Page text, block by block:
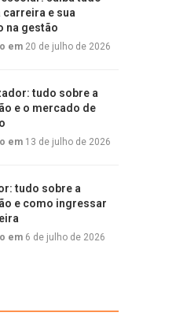
carreira e sua
na gestão
em 20 de julho de 2026
tudo sobre a
e o mercado de
em 13 de julho de 2026
tudo sobre a
e como ingressar
em 6 de julho de 2026